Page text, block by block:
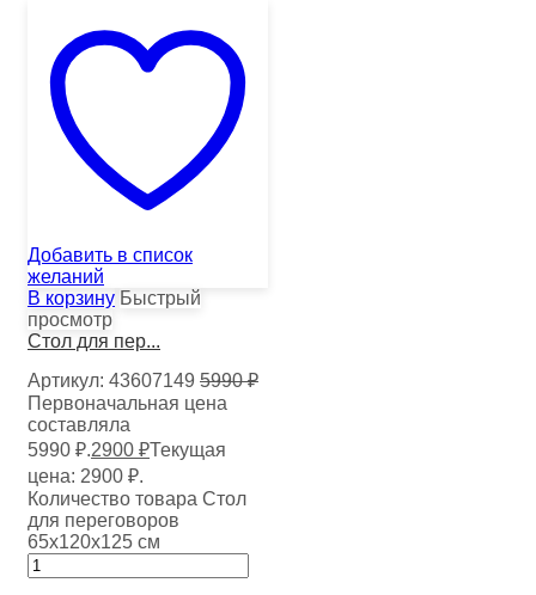
Добавить в список
желаний
В корзину Быстрый
просмотр
Стол для пер...
Артикул: 43607149 5990₽
Первоначальная цена
составляла
5990 ₽.2900 ₽Текущая
цена: 2900 ₽.
Количество товара Стол
для переговоров
65х120х125 см